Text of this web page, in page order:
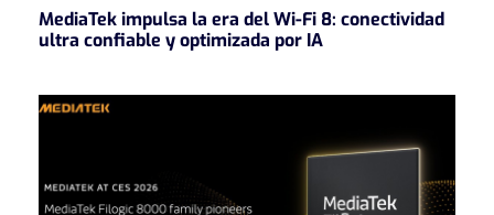
MediaTek impulsa la era del Wi-Fi 8: conectividad
ultra confiable y optimizada por IA